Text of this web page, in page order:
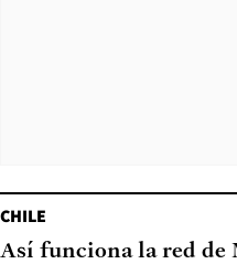
CHILE
Así funciona la red de